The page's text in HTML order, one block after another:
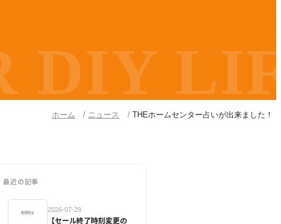
DIY
ホーム ニュース THEホームセンター占いが出来ました！
最近の記事
2026-07-29
【セール終了時刻変更の